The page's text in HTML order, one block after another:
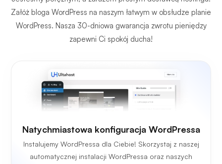
Załóż bloga WordPress na naszym łatwym w obsłudze planie
WordPress. Nasza 30-dniowa gwarancja zwrotu pieniędzy
zapewni Ci spokój ducha!
Natychmiastowa konfiguracja WordPressa
Instalujemy WordPressa dla Ciebie! Skorzystaj z naszej
automatycznej instalacji WordPressa oraz naszych